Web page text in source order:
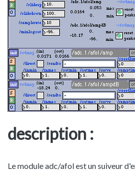
description :
Le module adc/afol est un suiveur